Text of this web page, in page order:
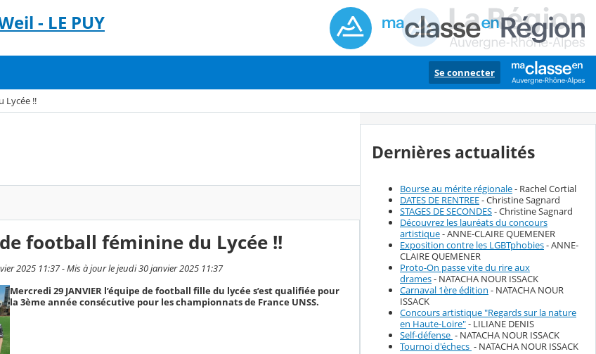
- LE PUY
Se connecter
Lycée !!
football féminine du Lycée !!
2025 11:37 - Mis à jour le jeudi 30 janvier 2025 11:37
Mercredi 29 JANVIER l’équipe de football fille du lycée s’est qualifiée pour
la 3ème année consécutive pour les championnats de France UNSS.
Dernières actualités
Bourse au mérite régionale- Rachel Cortial
DATES DE RENTREE- Christine Sagnard
STAGES DE SECONDES- Christine Sagnard
Découvrez les lauréats du concours
artistique- ANNE-CLAIRE QUEMENER
Exposition contre les LGBTphobies- ANNE-
CLAIRE QUEMENER
Proto-On passe vite du rire aux
drames- NATACHA NOUR ISSACK
Carnaval 1ère édition - NATACHA NOUR
ISSACK
Concours artistique "Regards sur la nature
en Haute-Loire"- LILIANE DENIS
Self-défense - NATACHA NOUR ISSACK
Tournoi d'échecs - NATACHA NOUR ISSACK